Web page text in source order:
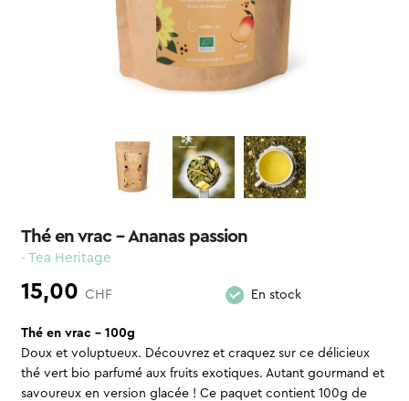
Thé en vrac – Ananas passion
- Tea Heritage
15,00 CHF En stock
Thé en vrac – 100g
Doux et voluptueux. Découvrez et craquez sur ce délicieux
thé vert bio parfumé aux fruits exotiques. Autant gourmand et
savoureux en version glacée ! Ce paquet contient 100g de